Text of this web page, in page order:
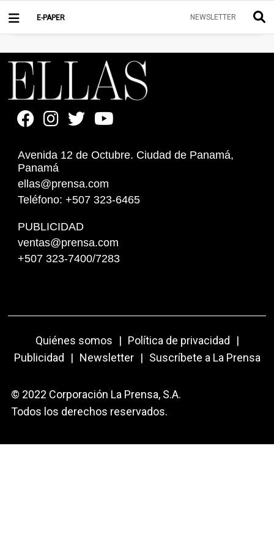
E-PAPER NEWSLETTER
Avenida 12 de Octubre. Ciudad de Panamá,
Panamá
ellas@prensa.com
Teléfono: +507 323-6465
PUBLICIDAD
ventas@prensa.com
+507 323-7400/7283
Quiénes somos | Política de privacidad
|
Publicidad
| Newsletter | Suscríbete a La Prensa
© 2022 Corporación La Prensa, S.A.
Todos los derechos reservados.